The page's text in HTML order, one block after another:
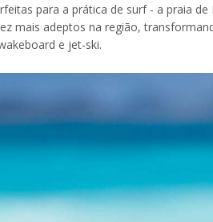
para a prática de surf - a praia de
mais adeptos na região,
e jet-ski.